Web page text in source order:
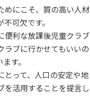
めにこそ、質の高い人材
可欠です。
便利な放課後児童クラブ
ラブに行かせてもいいの
す。
とって、人口の安定や地
を活用することを提言し